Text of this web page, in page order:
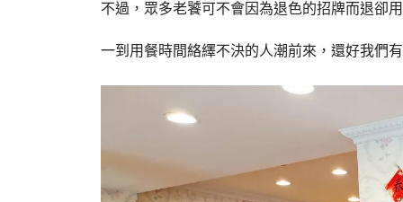
不過，眾多老饕可不會因為退色的招牌而退卻
一到用餐時間絡繹不決的人潮前來，還好我們